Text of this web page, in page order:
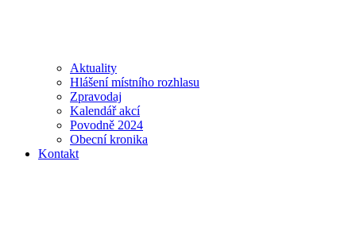
Aktuality
Hlášení místního rozhlasu
Zpravodaj
Kalendář akcí
Povodně 2024
Obecní kronika
Kontakt